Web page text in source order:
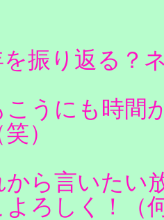
振り返る？
こうにも時間
）
から言いたい
よろしく！（